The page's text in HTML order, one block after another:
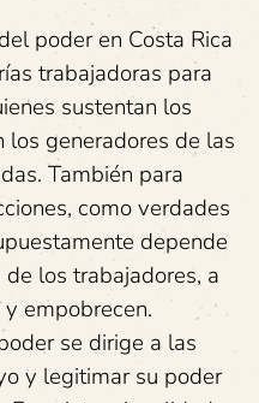
poder en Costa Rica
trabajadoras para
sustentan los
los generadores de las
También para
como verdades
depende
los trabajadores, a
empobrecen.
se dirige a las
y legitimar su poder